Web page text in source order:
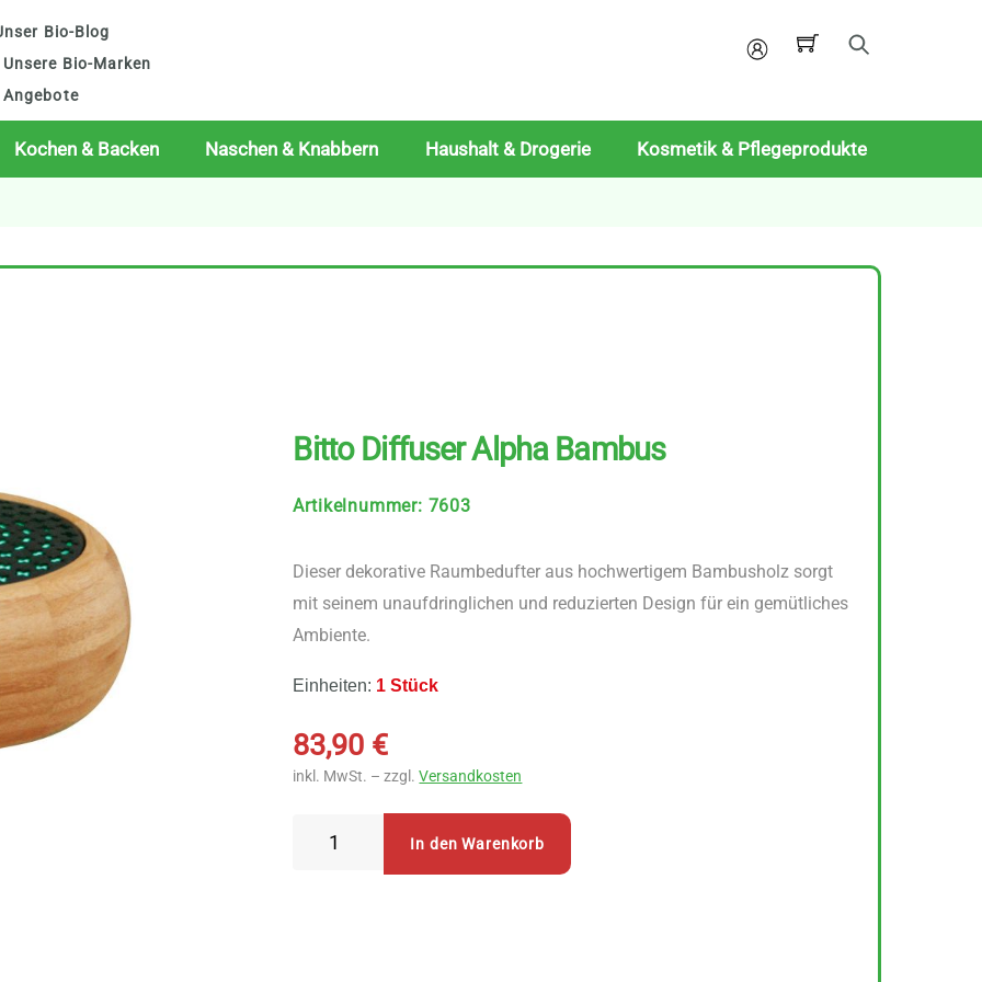
Bio-Blog
Unsere Bio-Marken
Angebote
Mein
Kochen & Backen Naschen & Knabbern Haushalt & Drogerie Kosmetik & Pflegeprodukte
Bitto Diffuser Alpha Bambus
Artikelnummer: 7603
Dieser dekorative Raumbedufter aus hochwertigem Bambusholz sorgt
mit seinem unaufdringlichen und reduzierten Design für ein gemütliches
Ambiente.
Einheiten: 1 Stück
83,90 €
inkl. MwSt. – zzgl.Versandkosten
In den Warenkorb